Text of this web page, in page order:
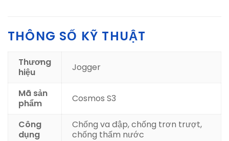
THÔNG SỐ KỸ THUẬT
Thương
hiệu
Jogger
Mã sản
phẩm
Cosmos S3
Công
dụng
Chống va đập, chống trơn trượt,
chống thấm nước